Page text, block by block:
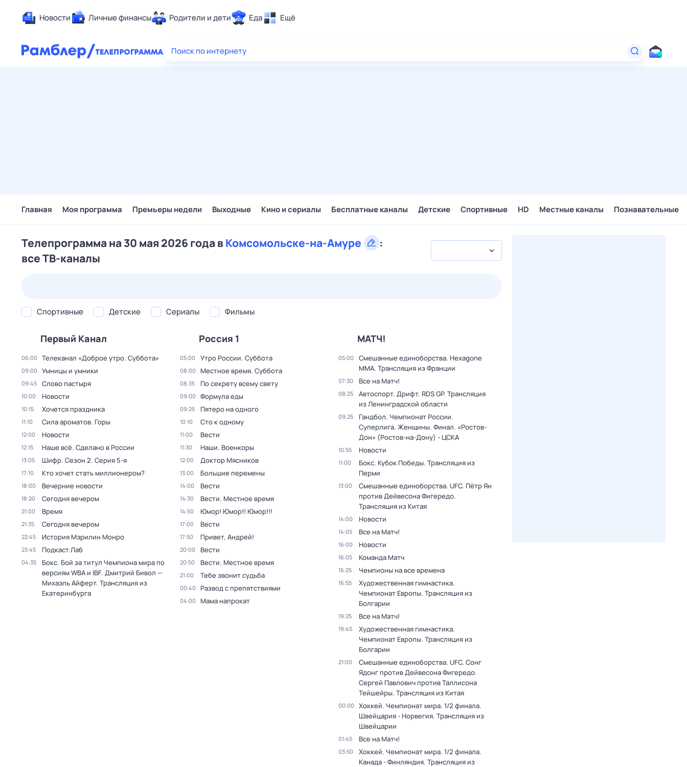
Новости Личные финансы Родители и дети Еда Ещё
Здоровье
Поиск по интернету
Главная Моя программа Премьеры недели Выходные Кино и сериалы Бесплатные каналы Детские Спортивные HD Местные каналы Познавательные
Телепрограмма на 30 мая 2026 года вКомсомольске-на-Амуре
:
все ТВ-каналы
Спортивные Детские Сериалы Фильмы
Первый Канал
06:00 Телеканал «Доброе утро. Суббота»
09:00 Умницы и умники
09:45 Слово пастыря
10:00 Новости
10:15 Хочется праздника
11:10 Сила ароматов. Горы
12:00 Новости
12:15 Наше всё. Сделано в России
13:05 Шифр. Сезон 2. Серия 5-я
17:10 Кто хочет стать миллионером?
18:00 Вечерние новости
18:20 Сегодня вечером
21:00 Время
21:35 Сегодня вечером
22:45 История Мэрилин Монро
23:45 Подкаст.Лаб
04:35
Бокс. Бой за титул Чемпиона мира по
версиям WBA и IBF. Дмитрий Бивол —
Михаэль Айферт. Трансляция из
Екатеринбурга
Россия 1
05:00 Утро России. Суббота
08:00 Местное время. Суббота
08:35 По секрету всему свету
09:00 Формула еды
09:25 Пятеро на одного
10:10 Сто к одному
11:00 Вести
11:30 Наши. Военкоры
12:00 Доктор Мясников
13:00 Большие перемены
14:00 Вести
14:30 Вести. Местное время
14:50 Юмор! Юмор!! Юмор!!!
17:00 Вести
17:50 Привет, Андрей!
20:00 Вести
20:50 Вести. Местное время
21:00 Тебе звонит судьба
00:40 Развод с препятствиями
04:00 Мама напрокат
МАТЧ!
05:00
Смешанные единоборства. Hexagone
MMA. Трансляция из Франции
07:30 Все на Матч!
08:25
Автоспорт. Дрифт. RDS GP. Трансляция
из Ленинградской области
09:25
Гандбол. Чемпионат России.
Суперлига. Женщины. Финал. «Ростов-
Дон» (Ростов-на-Дону) - ЦСКА
10:55 Новости
11:00
Бокс. Кубок Победы. Трансляция из
Перми
13:00
Смешанные единоборства. UFC. Пётр Ян
против Дейвесона Фигередо.
Трансляция из Китая
14:00 Новости
14:05 Все на Матч!
16:00 Новости
16:05 Команда Матч
16:25 Чемпионы на все времена
16:55
Художественная гимнастика.
Чемпионат Европы. Трансляция из
Болгарии
19:25 Все на Матч!
19:45
Художественная гимнастика.
Чемпионат Европы. Трансляция из
Болгарии
21:00
Смешанные единоборства. UFC. Сонг
Ядонг против Дейвесона Фигередо.
Сергей Павлович против Таллисона
Тейшейры. Трансляция из Китая
00:00
Хоккей. Чемпионат мира. 1/2 финала.
Швейцария - Норвегия. Трансляция из
Швейцарии
01:45 Все на Матч!
03:50
Хоккей. Чемпионат мира. 1/2 финала.
Канада - Финляндия. Трансляция из